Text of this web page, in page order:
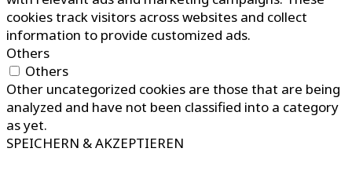
cookies track visitors across websites and collect
information to provide customized ads.
Others
Others
Other uncategorized cookies are those that are being
analyzed and have not been classified into a category
as yet.
SPEICHERN & AKZEPTIEREN